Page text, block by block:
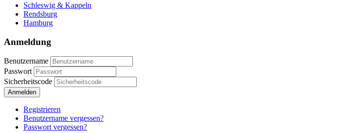
Schleswig & Kappeln
Rendsburg
Hamburg
Anmeldung
Benutzername
Passwort
Sicherheitscode
Anmelden
Registrieren
Benutzername vergessen?
Passwort vergessen?